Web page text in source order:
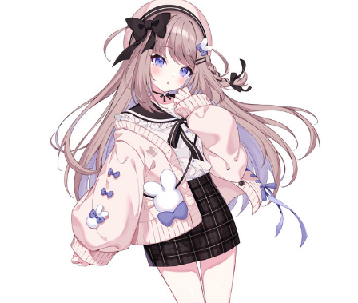
muevoクラウドファンディング
muevoコミュニティ
ぶいクラ！by muevo
ぶいコミュ！by muevo
ぶいマガ！ by muevo